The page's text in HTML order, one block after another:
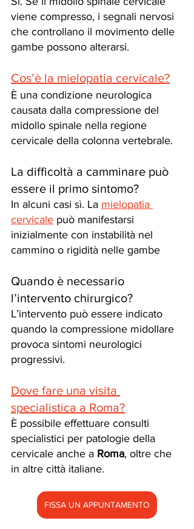
viene compresso, i segnali nervosi
che controllano il movimento delle
gambe possono alterarsi.
Cos’è la mielopatia cervicale?
È una condizione neurologica
causata dalla compressione del
midollo spinale nella regione
cervicale della colonna vertebrale.
La difficoltà a camminare può
essere il primo sintomo?
In alcuni casi sì. La mielopatia
cervicale può manifestarsi
inizialmente con instabilità nel
cammino o rigidità nelle gambe
Quando è necessario
l’intervento chirurgico?
L’intervento può essere indicato
quando la compressione midollare
provoca sintomi neurologici
progressivi.
Dove fare una visita
specialistica a Roma?
È possibile effettuare consulti
specialistici per patologie della
cervicale anche a Roma, oltre che
in altre città italiane.
FISSA UN APPUNTAMENTO